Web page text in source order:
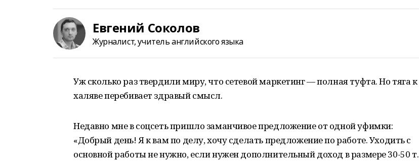
Евгений Соколов
Журналист, учитель английского языка
Уж сколько раз твердили миру, что сетевой маркетинг — полная туфта. Но тяга к
халяве перебивает здравый смысл.
Недавно мне в соцсеть пришло заманчивое предложение от одной уфимки:
«Добрый день! Я к вам по делу, хочу сделать предложение по работе. Уходить с
основной работы не нужно, если нужен дополнительный доход в размере 30-50 т.